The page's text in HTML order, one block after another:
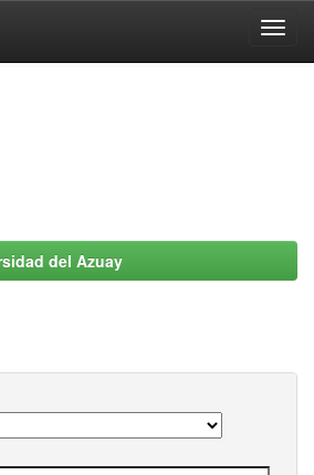
del Azuay